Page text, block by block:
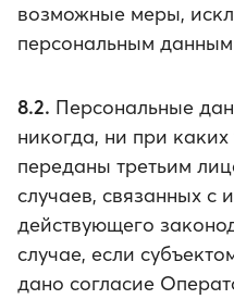
возможные меры,
персональным
8.2. Персональные
никогда, ни при каких
переданы третьим
случаев, связанных с
действующего
случае, если
дано согласие